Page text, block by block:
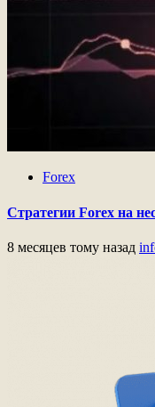
Forex
Стратегии Forex на
8 месяцев тому назад